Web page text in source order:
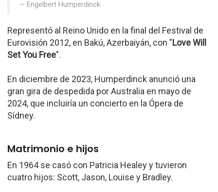
Engelbert Humperdinck
Representó al Reino Unido en la final del Festival de
Eurovisión 2012, en Bakú, Azerbaiyán, con "Love Will
Set You Free".
En diciembre de 2023, Humperdinck anunció una
gran gira de despedida por Australia en mayo de
2024, que incluiría un concierto en la Ópera de
Sídney.
Matrimonio e hijos
En 1964 se casó con Patricia Healey y tuvieron
cuatro hijos: Scott, Jason, Louise y Bradley.